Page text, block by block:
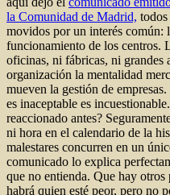
la Comunidad de Madrid,
movidos por un interés común:
funcionamiento de los centros.
oficinas, ni fábricas, ni grandes
organización la mentalidad
mueven la gestión de
es inaceptable es
reaccionado antes?
ni hora en el calendario de la
malestares concurren en un
comunicado lo explica
que no entienda. Que hay
habrá quien esté peor, pero no